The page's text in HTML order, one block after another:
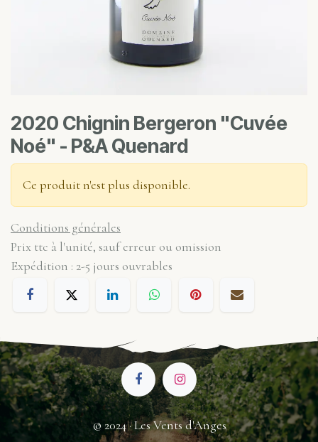
2020 Chignin Bergeron "Cuvée
Noé" - P&A Quenard
Ce produit n'est plus disponible.
Conditions générales
Prix ttc à l'unité, sauf erreur ou omission
Expédition : 2-5 jours ouvrables
© 2024 · Les Vents d'Anges